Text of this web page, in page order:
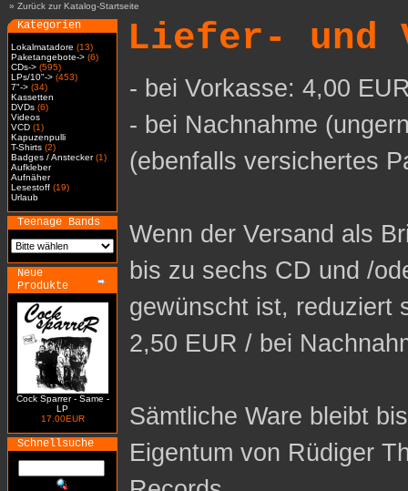
» Zurück zur Katalog-Startseite
Kategorien
Lokalmatadore (13)
Paketangebote-> (6)
CDs-> (595)
LPs/10"-> (453)
7"-> (34)
Kassetten
DVDs (6)
Videos
VCD (1)
Kapuzenpulli
T-Shirts (2)
Badges / Anstecker(1)
Aufkleber
Aufnäher
Lesestoff (19)
Urlaub
Teenage Bands
Neue
Produkte
Cock Sparrer - Same -
LP
17.00EUR
Schnellsuche
Liefer- und
- bei Vorkasse: 4,00
- bei Nachnahme
(ebenfalls versichertes
Wenn der Versand als
bis zu sechs CD und /
gewünscht ist, reduziert
2,50 EUR / bei
Sämtliche Ware bleibt
Eigentum von Rüdiger